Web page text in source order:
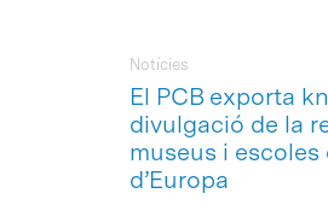
El PCB exporta
divulgació de la
museus i escoles
d’Europa
Notícies